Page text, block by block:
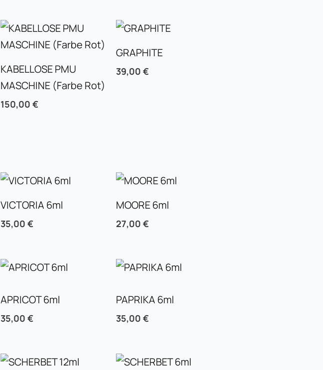
KABELLOSE PMU
MASCHINE (Farbe Rot)
150,00 €
GRAPHITE
39,00 €
VICTORIA 6ml
35,00 €
MOORE 6ml
27,00 €
APRICOT 6ml
35,00 €
PAPRIKA 6ml
35,00 €